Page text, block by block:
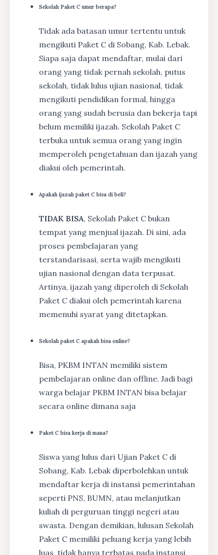
Sekolah Paket C umur berapa?
Tidak ada batasan umur tertentu untuk
mengikuti Paket C di Sobang, Kab. Lebak.
Siapa saja dapat mendaftar, mulai dari
orang yang tidak pernah sekolah, putus
sekolah, tidak lulus ujian nasional, tidak
mengikuti pendidikan formal, hingga
orang yang sudah berusia dan bekerja tapi
belum memiliki ijazah. Sekolah Paket C
terbuka untuk semua orang yang ingin
memperoleh pengetahuan dan ijazah yang
diakui oleh pemerintah.
Apakah ijazah paket C bisa di beli?
TIDAK BISA, Sekolah Paket C bukan
tempat yang menjual ijazah. Di sini, ada
proses pembelajaran yang
terstandarisasi, serta wajib mengikuti
ujian nasional dengan data terpusat.
Artinya, ijazah yang diperoleh di Sekolah
Paket C diakui oleh pemerintah karena
memenuhi syarat yang ditetapkan.
Sekolah paket C apakah bisa online?
Bisa, PKBM INTAN memiliki sistem
pembelajaran online dan offline. Jadi bagi
warga belajar PKBM INTAN bisa belajar
secara online dimana saja
Paket C bisa kerja di mana?
Siswa yang lulus dari Ujian Paket C di
Sobang, Kab. Lebak diperbolehkan untuk
mendaftar kerja di instansi pemerintahan
seperti PNS, BUMN, atau melanjutkan
kuliah di perguruan tinggi negeri atau
swasta. Dengan demikian, lulusan Sekolah
Paket C memiliki peluang kerja yang lebih
luas, tidak hanya terbatas pada instansi